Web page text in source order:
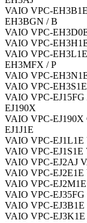
VAIO VPC-
EH3BGN / B
VAIO VPC-
VAIO VPC-
VAIO VPC-
EH3MFX / P
VAIO VPC-
VAIO VPC-
VAIO VPC-
EJ190X
VAIO VPC-
EJ1J1E
VAIO VPC-
VAIO VPC-
VAIO VPC-EJ2AJ
VAIO VPC-
VAIO VPC-
VAIO VPC-
VAIO VPC-
VAIO VPC-